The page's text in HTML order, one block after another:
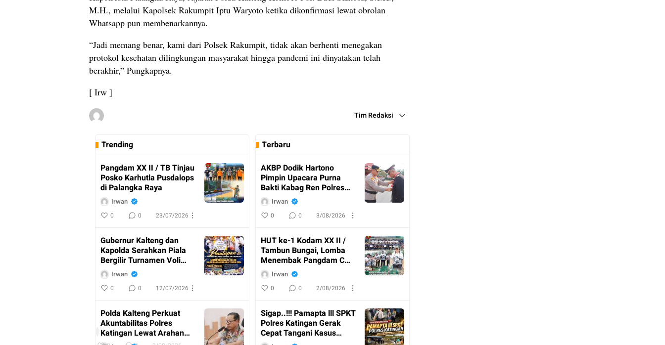
M.H., melalui Kapolsek Rakumpit Iptu Waryoto ketika dikonfirmasi lewat obrolan
Whatsapp pun membenarkannya.
“Jadi memang benar, kami dari Polsek Rakumpit, tidak akan berhenti menegakan
protokol kesehatan dilingkungan masyarakat hingga pandemi ini dinyatakan telah
berakhir,” Pungkapnya.
[ Irw ]
Tim Redaksi
AKBP
Hartono
Pimpin
Upacara
I
r
Trending
Pangdam XX II / TB Tinjau
Posko Karhutla Pusdalops
di Palangka Raya
Irwan
0 0 23/07/2026
Gubernur Kalteng dan
Kapolda Serahkan Piala
Bergilir Turnamen Voli
Kapolda Cup
Irwan
0 0 12/07/2026
Polda Kalteng Perkuat
Akuntabilitas Polres
Katingan Lewat Arahan
Terbaru
AKBP Dodik Hartono
Pimpin Upacara Purna
Bakti Kabag Ren Polres
Katingan
Irwan
0 0 3/08/2026
HUT ke-1 Kodam XX II /
Tambun Bungai, Lomba
Menembak Pangdam Cup
Resmi Ditutup
Irwan
0 0 2/08/2026
Sigap..!!! Pamapta lll SPKT
Polres Katingan Gerak
Cepat Tangani Kasus